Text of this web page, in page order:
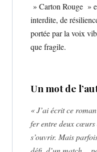
» Carton Rouge »
interdite, de
portée par la voix
que fragile.
Un mot de
« J’ai écrit ce
fer entre deux cœurs
s’ouvrir. Mais